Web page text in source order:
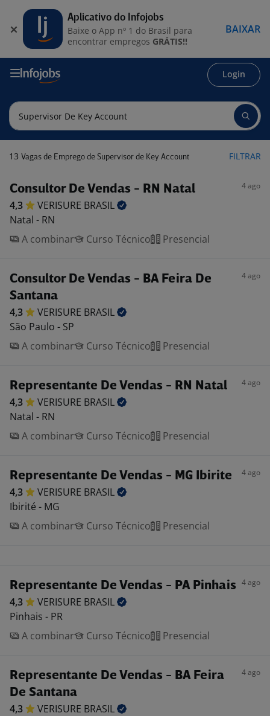
Login
13 Vagas de Emprego de Supervisor de Key Account FILTRAR
Consultor De Vendas - RN Natal 4 ago
4,3 VERISURE BRASIL
Natal - RN
A combinar
Curso Técnico Presencial
Consultor De Vendas - BA Feira De
Santana
4 ago
4,3 VERISURE BRASIL
São Paulo - SP
A combinar
Curso Técnico Presencial
Representante De Vendas - RN Natal 4 ago
4,3 VERISURE BRASIL
Natal - RN
A combinar
Curso Técnico Presencial
Representante De Vendas - MG Ibirite 4 ago
4,3 VERISURE BRASIL
Ibirité - MG
A combinar
Curso Técnico Presencial
Representante De Vendas - PA Pinhais 4 ago
4,3 VERISURE BRASIL
Pinhais - PR
A combinar
Curso Técnico Presencial
Representante De Vendas - BA Feira
De Santana
4 ago
4,3 VERISURE BRASIL
Aplicativo do Infojobs
Baixe o App nº 1 do Brasil para
encontrar empregos GRÁTIS!!
BAIXAR